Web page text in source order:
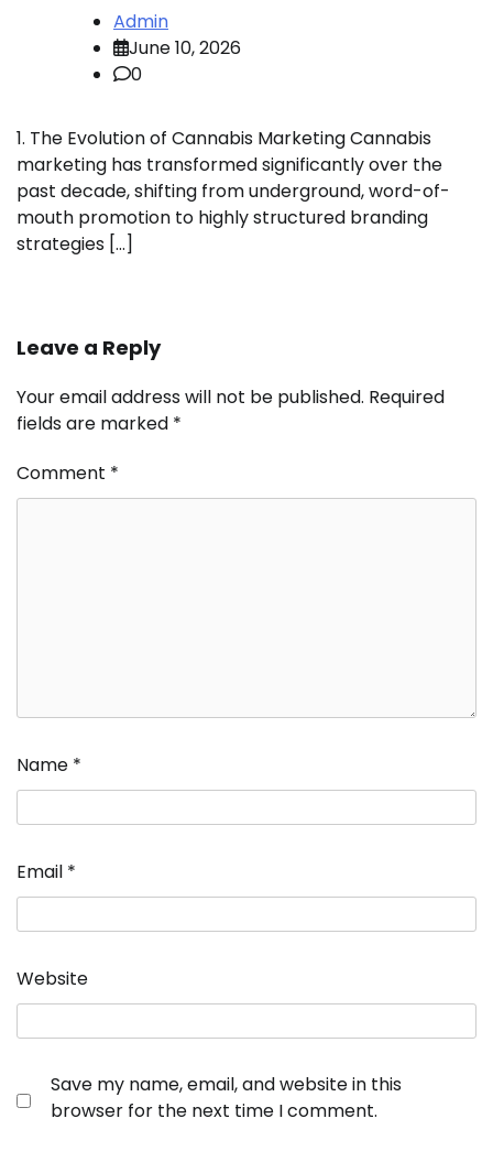
Admin
June 10, 2026
0
1. The Evolution of Cannabis Marketing Cannabis
marketing has transformed significantly over the
past decade, shifting from underground, word-of-
mouth promotion to highly structured branding
strategies […]
Leave a Reply
Your email address will not be published. Required
fields are marked *
Comment *
Name *
Email *
Website
Save my name, email, and website in this
browser for the next time I comment.